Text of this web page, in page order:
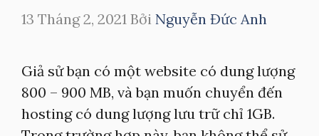
13 Tháng 2, 2021 Bởi Nguyễn Đức Anh
Giả sử bạn có một website có dung lượng
800 – 900 MB, và bạn muốn chuyển đến
hosting có dung lượng lưu trữ chỉ 1GB.